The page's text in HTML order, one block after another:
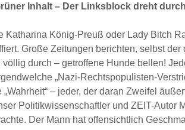
Inhalt – Der Linksblock dreht
Katharina König-Preuß oder Lady Bitch
Große Zeitungen berichten, selbst
durch – getroffene Hunde bellen!
„Nazi-Rechtspopulisten-
„Wahrheit“ – jeder, der daran Zweifel
Politikwissenschaftler und ZEIT-Autor
Der Mann hat offensichtlich